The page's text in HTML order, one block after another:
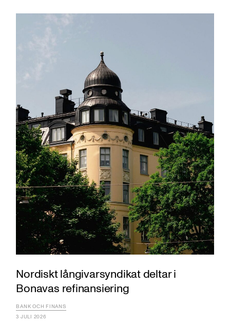
Nordiskt långivarsyndikat deltar i
Bonavas refinansiering
BANK OCH FINANS
3 JULI 2026